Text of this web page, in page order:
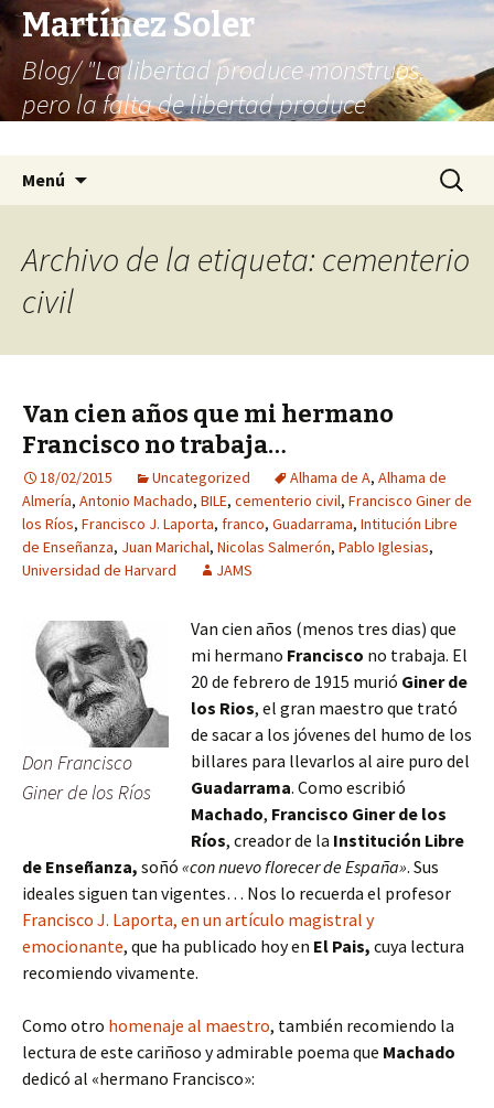
Martínez Soler
Blog/ "La libertad produce monstruos,
pero la falta de libertad produce
Menú Buscar:
Archivo de la etiqueta: cementerio
civil
Van cien años que mi hermano
Francisco no trabaja…
18/02/2015 Uncategorized Alhama de A, Alhama de
Almería, Antonio Machado, BILE, cementerio civil, Francisco Giner de
los Ríos, Francisco J. Laporta, franco, Guadarrama, Intitución Libre
de Enseñanza, Juan Marichal, Nicolas Salmerón, Pablo Iglesias,
Universidad de Harvard
JAMS
Don Francisco
Giner de los Ríos
Van cien años (menos tres dias) que
mi hermano Francisco no trabaja. El
20 de febrero de 1915 murió Giner de
los Rios, el gran maestro que trató
de sacar a los jóvenes del humo de los
billares para llevarlos al aire puro del
Guadarrama. Como escribió
Machado, Francisco Giner de los
Ríos, creador de la Institución Libre
de Enseñanza, soñó «con nuevo florecer de España». Sus
ideales siguen tan vigentes… Nos lo recuerda el profesor
Francisco J. Laporta, en un artículo magistral y
emocionante, que ha publicado hoy en El Pais, cuya lectura
recomiendo vivamente.
Como otro homenaje al maestro, también recomiendo la
lectura de este cariñoso y admirable poema que Machado
dedicó al «hermano Francisco»: